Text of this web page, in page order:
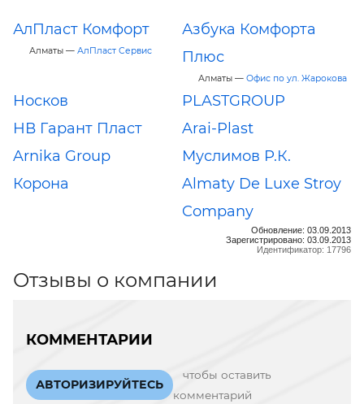
АлПласт Комфорт
Алматы — АлПласт Сервис
Азбука Комфорта
Плюс
Алматы — Офис по ул. Жарокова
Носков
PLASTGROUP
НВ Гарант Пласт
Arai-Plast
Arnika Group
Муслимов Р.К.
Корона
Almaty De Luxe Stroy
Company
Обновление: 03.09.2013
Зарегистрировано: 03.09.2013
Идентификатор: 17796
Отзывы о компании
КОММЕНТАРИИ
АВТОРИЗИРУЙТЕСЬ
чтобы оставить
комментарий